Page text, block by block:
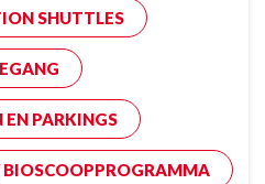
SHUTTLES
EN PARKINGS